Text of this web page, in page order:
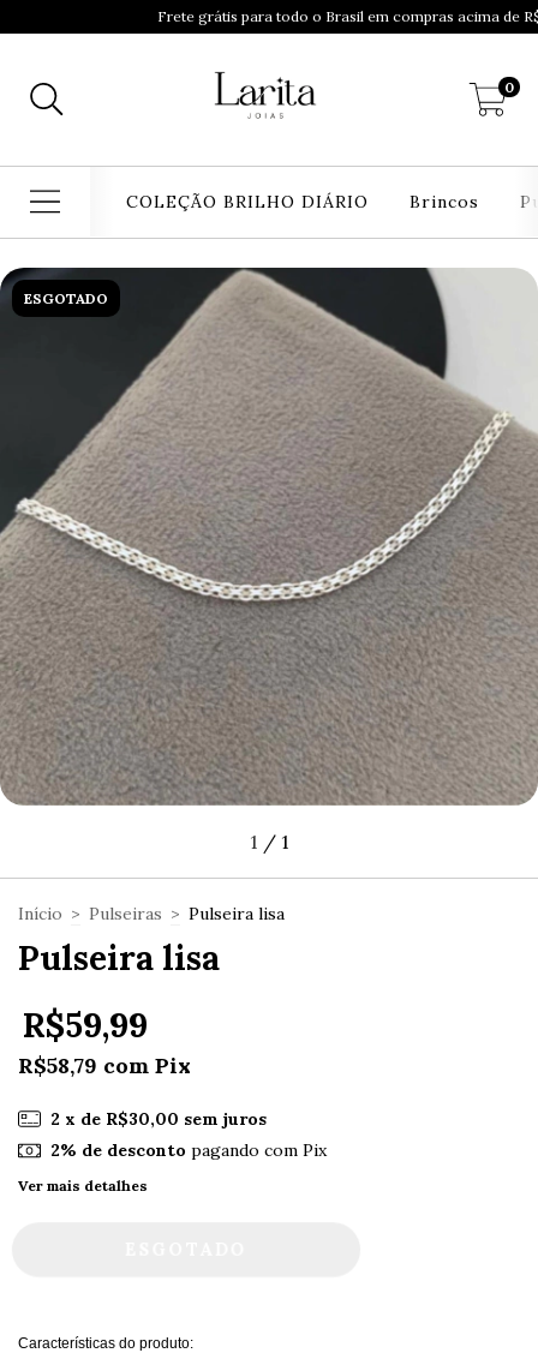
Frete grátis para todo o Brasil em compras acima de R$
0
COLEÇÃO BRILHO DIÁRIO Brincos
ESGOTADO
1 / 1
Início > Pulseiras > Pulseira lisa
Pulseira lisa
R$59,99
R$58,79 com Pix
2 x de R$30,00 sem juros
2% de desconto pagando com Pix
Ver mais detalhes
Características do produto: